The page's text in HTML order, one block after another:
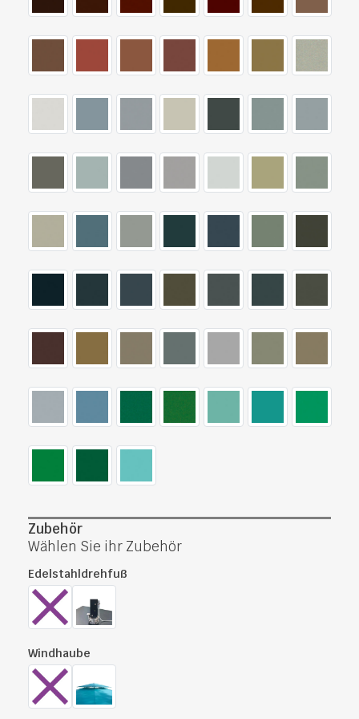
Zubehör
Wählen Sie ihr Zubehör
Edelstahldrehfuß
Windhaube